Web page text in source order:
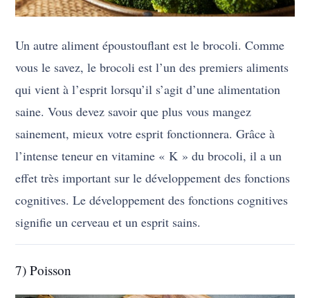
Un autre aliment époustouflant est le brocoli. Comme
vous le savez, le brocoli est l’un des premiers aliments
qui vient à l’esprit lorsqu’il s’agit d’une alimentation
saine. Vous devez savoir que plus vous mangez
sainement, mieux votre esprit fonctionnera. Grâce à
l’intense teneur en vitamine « K » du brocoli, il a un
effet très important sur le développement des fonctions
cognitives. Le développement des fonctions cognitives
signifie un cerveau et un esprit sains.
7) Poisson